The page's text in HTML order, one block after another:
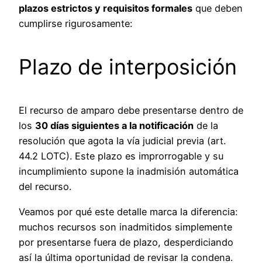
plazos estrictos y requisitos formales que deben
cumplirse rigurosamente:
Plazo de interposición
El recurso de amparo debe presentarse dentro de
los 30 días siguientes a la notificación de la
resolución que agota la vía judicial previa (art.
44.2 LOTC). Este plazo es improrrogable y su
incumplimiento supone la inadmisión automática
del recurso.
Veamos por qué este detalle marca la diferencia:
muchos recursos son inadmitidos simplemente
por presentarse fuera de plazo, desperdiciando
así la última oportunidad de revisar la condena.